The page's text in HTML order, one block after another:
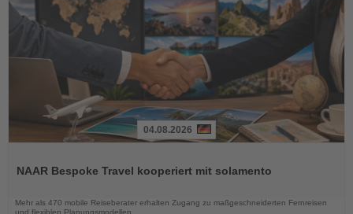
die
04.08.2026
NAAR Bespoke Travel kooperiert mit solamento
Mehr als 470 mobile Reiseberater erhalten Zugang zu maßgeschneiderten Fernreisen
und flexiblen Planungsmodellen